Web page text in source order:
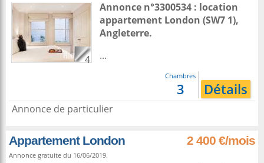
4
Annonce n°3300534 : location
appartement London (SW7 1),
Angleterre.
...
Chambres
3 Détails
Annonce de particulier
Appartement London 2 400 €/mois
Annonce gratuite du 16/06/2019.